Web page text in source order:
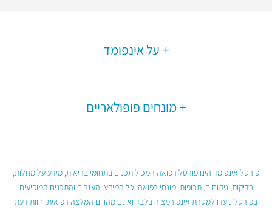
על אינפומד
מונחים פופולאריים
פורטל אינפומד הינו פורטל רפואה המכיל תכנים בתחומי בריאות, מידע על מחלות,
בדיקות, ניתוחים, תרופות ומונחי רפואה. כל המידע, העזרים והתכנים המופיעים
בפורטל נועדו למטרת אינפורמציה בלבד ואינם מהווים המלצה רפואית, חוות דעת